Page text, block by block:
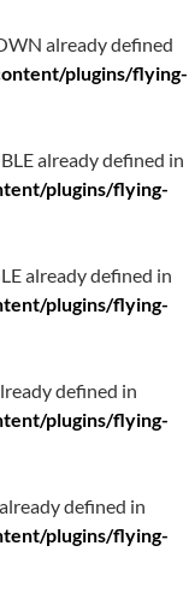
already defined
plugins/flying-
already defined in
plugins/flying-
already defined in
plugins/flying-
defined in
plugins/flying-
defined in
plugins/flying-